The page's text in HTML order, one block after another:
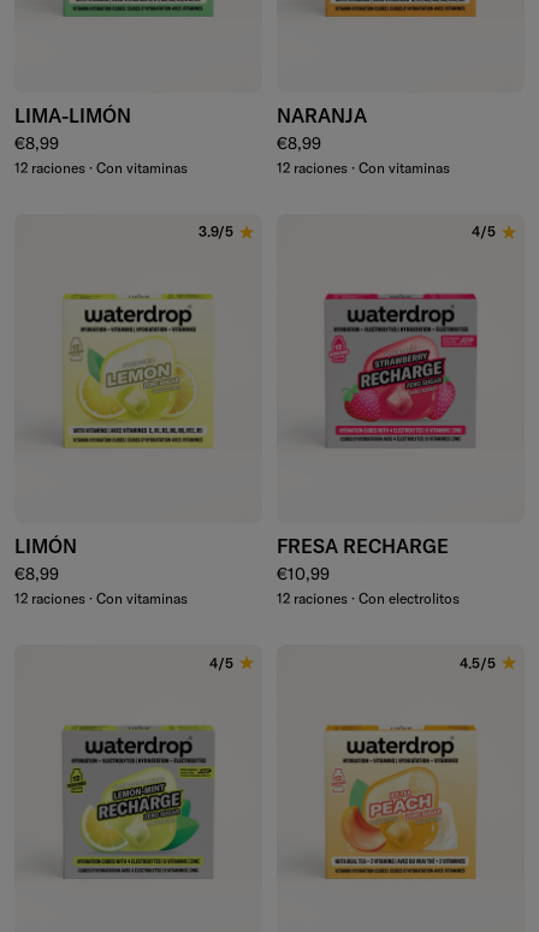
LIMA-LIMÓN
Precio normal
€8,99
12 raciones · Con vitaminas
NARANJA
Precio normal
€8,99
12 raciones · Con vitaminas
3.9/5
LIMÓN
Precio normal
€8,99
12 raciones · Con vitaminas
4/5
FRESA RECHARGE
Precio normal
€10,99
12 raciones · Con electrolitos
4/5 4.5/5